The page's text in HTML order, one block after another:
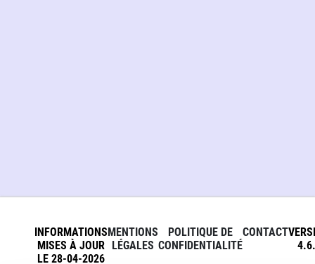
INFORMATIONS
MISES À JOUR
LE 28-04-2026
MENTIONS
LÉGALES
POLITIQUE DE
CONFIDENTIALITÉ
CONTACT